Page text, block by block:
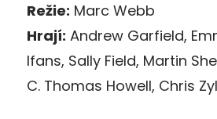
Režie: Marc Webb
Hrají: Andrew Garfield,
Ifans, Sally Field, Martin
C. Thomas Howell, Chris